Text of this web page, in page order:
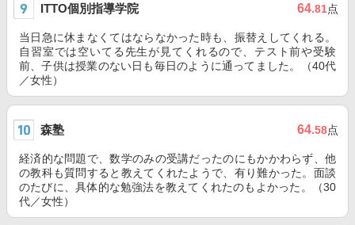
ITTO個別指導学院 64.81点
当日急に休まなくてはならなかった時も、振替えしてくれる。
自習室では空いてる先生が見てくれるので、テスト前や受験
前、子供は授業のない日も毎日のように通ってました。（40代
／女性）
森塾 64.58点
経済的な問題で、数学のみの受講だったのにもかかわらず、他
の教科も質問すると教えてくれたようで、有り難かった。面談
のたびに、具体的な勉強法を教えてくれたのもよかった。（30
代／女性）